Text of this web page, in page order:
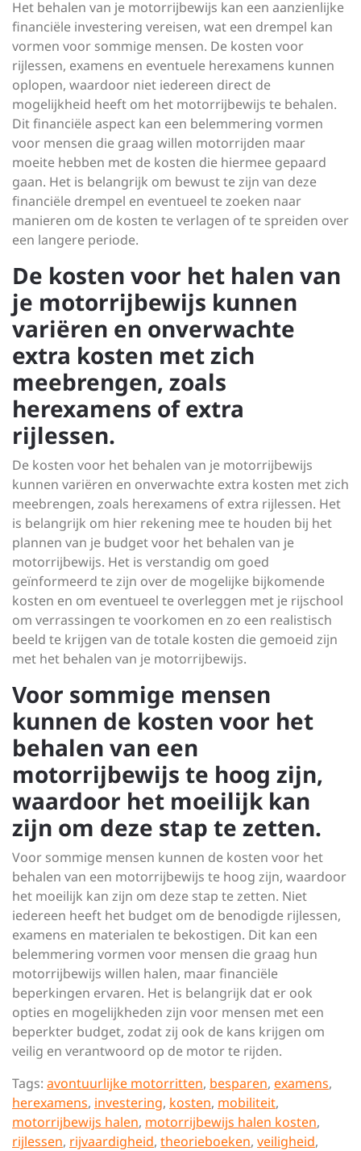
Het behalen van je motorrijbewijs kan een aanzienlijke
financiële investering vereisen, wat een drempel kan
vormen voor sommige mensen. De kosten voor
rijlessen, examens en eventuele herexamens kunnen
oplopen, waardoor niet iedereen direct de
mogelijkheid heeft om het motorrijbewijs te behalen.
Dit financiële aspect kan een belemmering vormen
voor mensen die graag willen motorrijden maar
moeite hebben met de kosten die hiermee gepaard
gaan. Het is belangrijk om bewust te zijn van deze
financiële drempel en eventueel te zoeken naar
manieren om de kosten te verlagen of te spreiden over
een langere periode.
De kosten voor het halen van
je motorrijbewijs kunnen
variëren en onverwachte
extra kosten met zich
meebrengen, zoals
herexamens of extra
rijlessen.
De kosten voor het behalen van je motorrijbewijs
kunnen variëren en onverwachte extra kosten met zich
meebrengen, zoals herexamens of extra rijlessen. Het
is belangrijk om hier rekening mee te houden bij het
plannen van je budget voor het behalen van je
motorrijbewijs. Het is verstandig om goed
geïnformeerd te zijn over de mogelijke bijkomende
kosten en om eventueel te overleggen met je rijschool
om verrassingen te voorkomen en zo een realistisch
beeld te krijgen van de totale kosten die gemoeid zijn
met het behalen van je motorrijbewijs.
Voor sommige mensen
kunnen de kosten voor het
behalen van een
motorrijbewijs te hoog zijn,
waardoor het moeilijk kan
zijn om deze stap te zetten.
Voor sommige mensen kunnen de kosten voor het
behalen van een motorrijbewijs te hoog zijn, waardoor
het moeilijk kan zijn om deze stap te zetten. Niet
iedereen heeft het budget om de benodigde rijlessen,
examens en materialen te bekostigen. Dit kan een
belemmering vormen voor mensen die graag hun
motorrijbewijs willen halen, maar financiële
beperkingen ervaren. Het is belangrijk dat er ook
opties en mogelijkheden zijn voor mensen met een
beperkter budget, zodat zij ook de kans krijgen om
veilig en verantwoord op de motor te rijden.
Tags: avontuurlijke motorritten, besparen, examens,
herexamens, investering, kosten, mobiliteit,
motorrijbewijs halen, motorrijbewijs halen kosten,
rijlessen, rijvaardigheid, theorieboeken, veiligheid,